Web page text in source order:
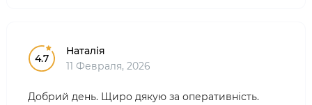
4.7
Наталія
11 Февраля, 2026
Добрий день. Щиро дякую за оперативність.